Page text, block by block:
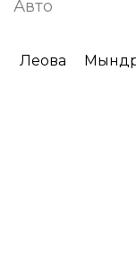
Авто
Леова